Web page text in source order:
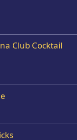
Club Cocktail